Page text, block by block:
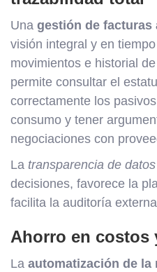
Una gestión de facturas
visión integral y en
movimientos e historial
permite consultar el
correctamente los
consumo y tener
negociaciones con
La transparencia de datos
decisiones, favorece la
facilita la auditoría
Ahorro en costos
La automatización de la